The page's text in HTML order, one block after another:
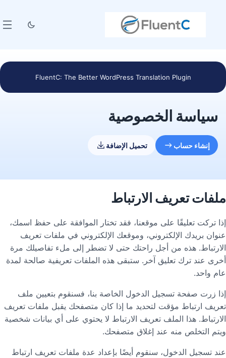
FluentC: The Better WordPress Translation Plugin
سياسة الخصوصية
إنشاء حساب تحميل الإضافة
ملفات تعريف الارتباط
إذا تركت تعليقًا على موقعنا، فقد تختار الموافقة على حفظ اسمك،
عنوان بريدك الإلكتروني، وموقعك الإلكتروني في ملفات تعريف
الارتباط. هذه من أجل راحتك حتى لا تضطر إلى ملء تفاصيلك مرة
أخرى عند ترك تعليق آخر. ستبقى هذه الملفات تعريفية صالحة لمدة
عام واحد.
إذا زرت صفحة تسجيل الدخول الخاصة بنا، فسنقوم بتعيين ملف
تعريف ارتباط مؤقت لتحديد ما إذا كان متصفحك يقبل ملفات تعريف
الارتباط. هذا الملف تعريف الارتباط لا يحتوي على أي بيانات شخصية
ويتم التخلص منه عند إغلاق متصفحك.
عند تسجيل الدخول، سنقوم أيضًا بإعداد عدة ملفات تعريف ارتباط